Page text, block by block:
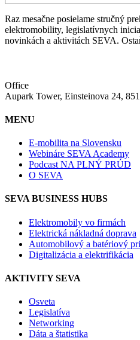
Raz mesačne posielame stručný
elektromobility, legislatívnych
novinkách a aktivitách SEVA.
Office
Aupark Tower, Einsteinova 24,
MENU
E-mobilita na Slovensku
Webináre SEVA Academy
Podcast NA PLNÝ PRÚD
O SEVA
SEVA BUSINESS HUBS
Elektromobily vo firmách
Elektrická nákladná doprava
Automobilový a batériový
Digitalizácia a elektrifikácia
AKTIVITY SEVA
Osveta
Legislatíva
Networking
Dáta a štatistika